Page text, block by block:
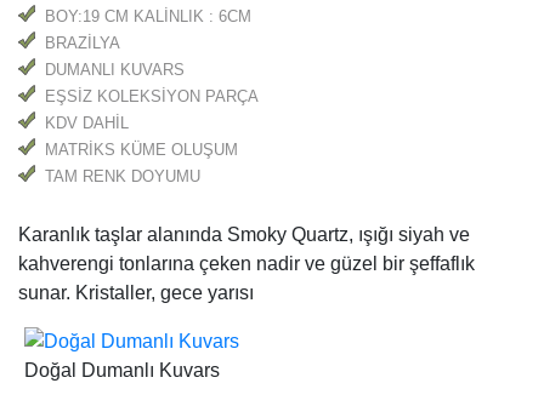
BOY:19 CM KALİNLIK : 6CM
BRAZİLYA
DUMANLI KUVARS
EŞSİZ KOLEKSİYON PARÇA
KDV DAHİL
MATRİKS KÜME OLUŞUM
TAM RENK DOYUMU
Karanlık taşlar alanında Smoky Quartz, ışığı siyah ve
kahverengi tonlarına çeken nadir ve güzel bir şeffaflık
sunar. Kristaller, gece yarısı
Doğal Dumanlı Kuvars